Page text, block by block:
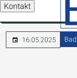
Kontakt
16.05.2025 Bad